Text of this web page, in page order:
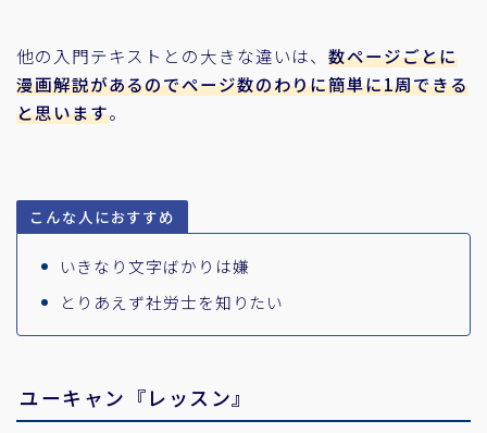
他の入門テキストとの大きな違いは、数ページごとに
漫画解説があるのでページ数のわりに簡単に1周できる
と思います。
こんな人におすすめ
いきなり文字ばかりは嫌
とりあえず社労士を知りたい
ユーキャン『レッスン』